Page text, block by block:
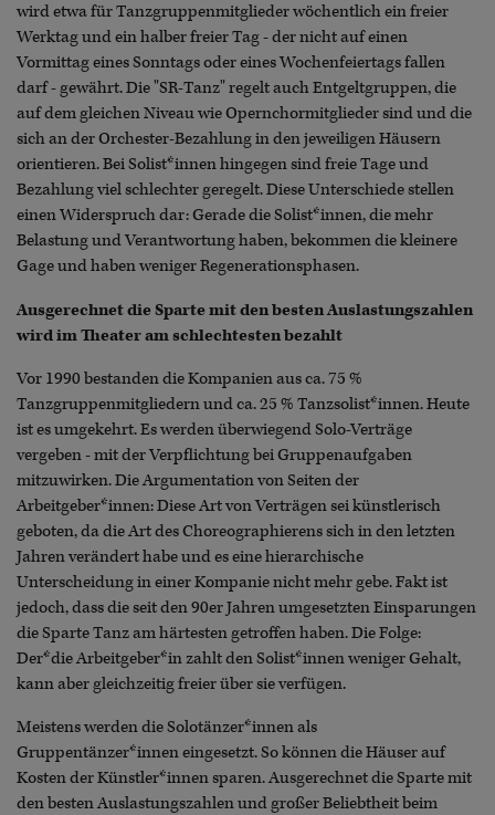
wird etwa für Tanzgruppenmitglieder wöchentlich ein freier
Werktag und ein halber freier Tag - der nicht auf einen
Vormittag eines Sonntags oder eines Wochenfeiertags fallen
darf - gewährt. Die "SR-Tanz" regelt auch Entgeltgruppen, die
auf dem gleichen Niveau wie Opernchormitglieder sind und die
sich an der Orchester-Bezahlung in den jeweiligen Häusern
orientieren. Bei Solist*innen hingegen sind freie Tage und
Bezahlung viel schlechter geregelt. Diese Unterschiede stellen
einen Widerspruch dar: Gerade die Solist*innen, die mehr
Belastung und Verantwortung haben, bekommen die kleinere
Gage und haben weniger Regenerationsphasen.
Ausgerechnet die Sparte mit den besten Auslastungszahlen
wird im Theater am schlechtesten bezahlt
Vor 1990 bestanden die Kompanien aus ca. 75 %
Tanzgruppenmitgliedern und ca. 25 % Tanzsolist*innen. Heute
ist es umgekehrt. Es werden überwiegend Solo-Verträge
vergeben - mit der Verpflichtung bei Gruppenaufgaben
mitzuwirken. Die Argumentation von Seiten der
Arbeitgeber*innen: Diese Art von Verträgen sei künstlerisch
geboten, da die Art des Choreographierens sich in den letzten
Jahren verändert habe und es eine hierarchische
Unterscheidung in einer Kompanie nicht mehr gebe. Fakt ist
jedoch, dass die seit den 90er Jahren umgesetzten Einsparungen
die Sparte Tanz am härtesten getroffen haben. Die Folge:
Der*die Arbeitgeber*in zahlt den Solist*innen weniger Gehalt,
kann aber gleichzeitig freier über sie verfügen.
Meistens werden die Solotänzer*innen als
Gruppentänzer*innen eingesetzt. So können die Häuser auf
Kosten der Künstler*innen sparen. Ausgerechnet die Sparte mit
den besten Auslastungszahlen und großer Beliebtheit beim